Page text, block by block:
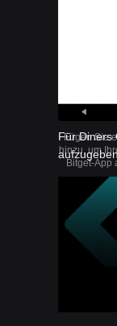
Fügen Sie
hinzu, um
Bitget-App
Für Diners